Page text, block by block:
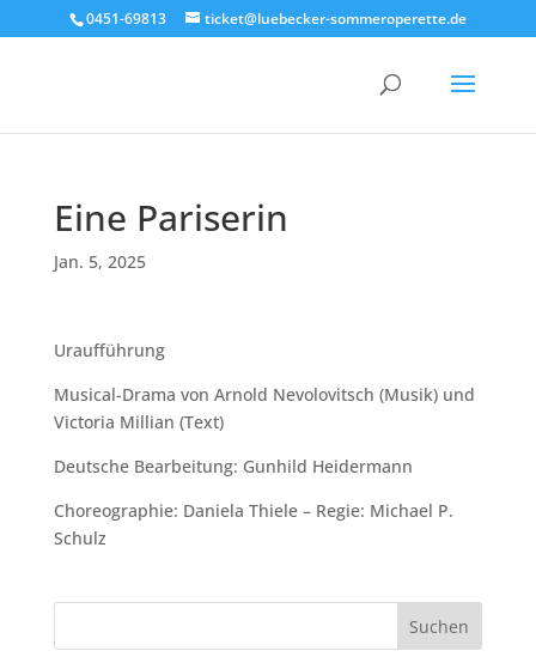
0451-69813 ticket@luebecker-sommeroperette.de
Eine Pariserin
Jan. 5, 2025
Uraufführung
Musical-Drama von Arnold Nevolovitsch (Musik) und
Victoria Millian (Text)
Deutsche Bearbeitung: Gunhild Heidermann
Choreographie: Daniela Thiele – Regie: Michael P.
Schulz